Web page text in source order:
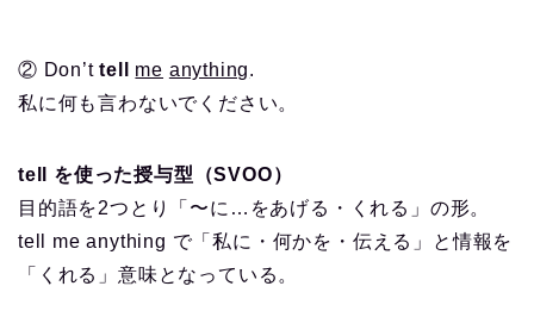
② Don’ttell me anything.
私に何も言わないでください。
tell を使った授与型（SVOO）
目的語を2つとり「〜に…をあげる・くれる」の形。
tell me anything で「私に・何かを・伝える」と情報を
「くれる」意味となっている。